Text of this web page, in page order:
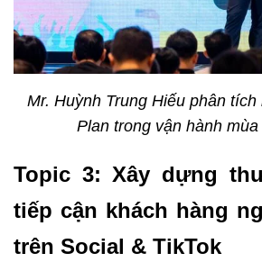
Mr. Huỳnh Trung Hiếu phân
Plan trong vận hành
Topic 3: Xây dựng
tiếp cận khách hàng
trên Social & TikTok